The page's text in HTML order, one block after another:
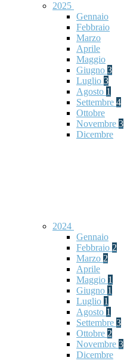
2025
Gennaio
Febbraio
Marzo
Aprile
Maggio
Giugno 3
Luglio 3
Agosto 1
Settembre 4
Ottobre
Novembre 3
Dicembre
2024
Gennaio
Febbraio 2
Marzo 2
Aprile
Maggio 1
Giugno 1
Luglio 1
Agosto 1
Settembre 3
Ottobre 2
Novembre 3
Dicembre